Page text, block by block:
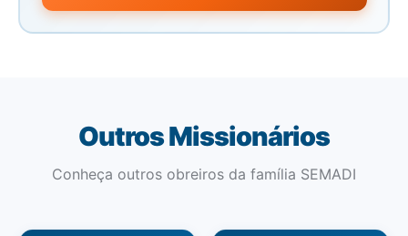
Outros Missionários
Conheça outros obreiros da família SEMADI